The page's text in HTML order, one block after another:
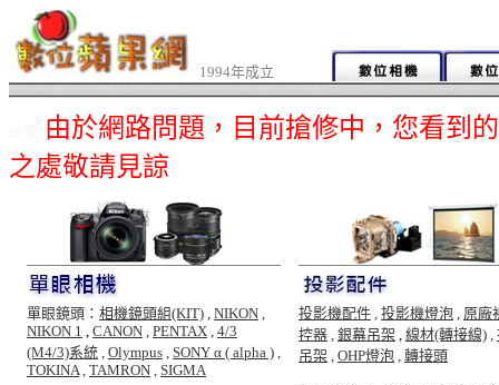
1994年成立
由於網路問題，目前搶修中，您看到
之處敬請見諒
單眼鏡頭： 相機鏡頭組(KIT) , NIKON ,
NIKON 1 , CANON , PENTAX , 4/3
(M4/3)系統 , Olympus , SONY α ( alpha ) ,
TOKINA, TAMRON , SIGMA
投影機配件 , 投影機燈泡 , 原廠
控器 , 銀幕吊架 , 線材(轉接線) ,
吊架 , OHP燈泡 , 轉接頭